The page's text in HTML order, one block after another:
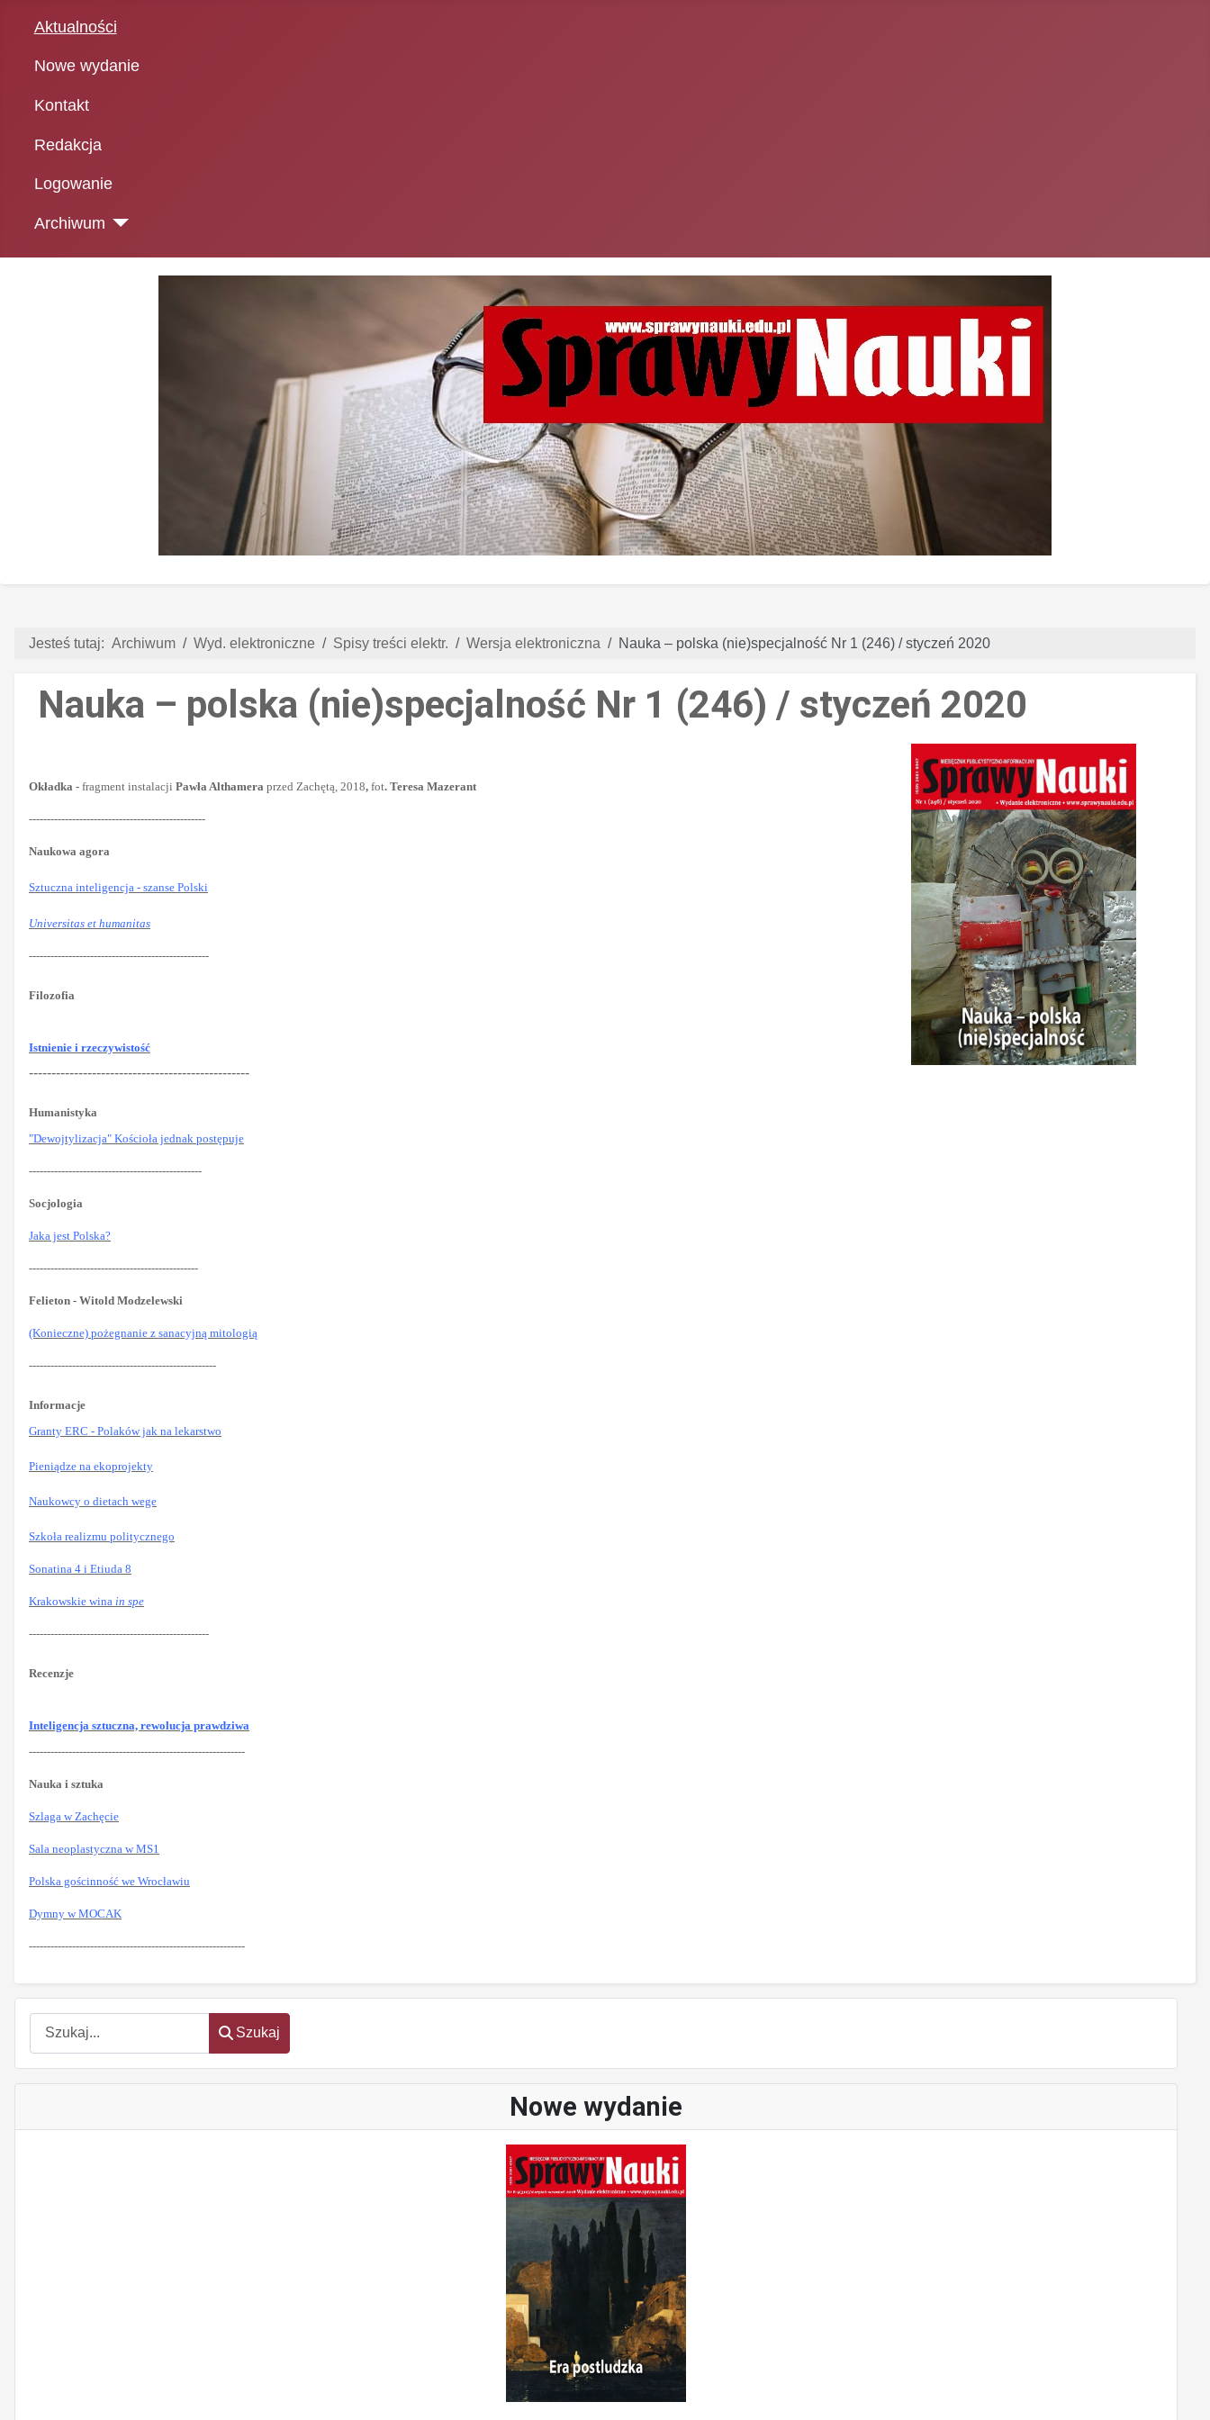
Aktualności
Nowe wydanie
Kontakt
Redakcja
Logowanie
Archiwum
Szukaj
Szukaj
Nowe wydanie
Jesteś tutaj: Archiwum Wyd. elektroniczne Spisy treści elektr. Wersja elektroniczna Nauka – polska (nie)specjalność Nr 1 (246) / styczeń 2020
Nauka – polska (nie)specjalność Nr 1 (246) / styczeń 2020
Okładka - fragment instalacji Pawła Althamera przed Zachętą, 2018, fot. Teresa Mazerant
-------------------------------------------------
Naukowa agora
Sztuczna inteligencja - szanse Polski
Universitas et humanitas
--------------------------------------------------
Filozofia
Istnienie i rzeczywistość
-------------------------------------------------
Humanistyka
"Dewojtylizacja" Kościoła jednak postępuje
------------------------------------------------
Socjologia
Jaka jest Polska?
-----------------------------------------------
Felieton - Witold Modzelewski
(Konieczne) pożegnanie z sanacyjną mitologią
----------------------------------------------------
Informacje
Granty ERC - Polaków jak na lekarstwo
Pieniądze na ekoprojekty
Naukowcy o dietach wege
Szkoła realizmu politycznego
Sonatina 4 i Etiuda 8
Krakowskie wina in spe
--------------------------------------------------
Recenzje
Inteligencja sztuczna, rewolucja prawdziwa
------------------------------------------------------------
Nauka i sztuka
Szlaga w Zachęcie
Sala neoplastyczna w MS1
Polska gościnność we Wrocławiu
Dymny w MOCAK
------------------------------------------------------------